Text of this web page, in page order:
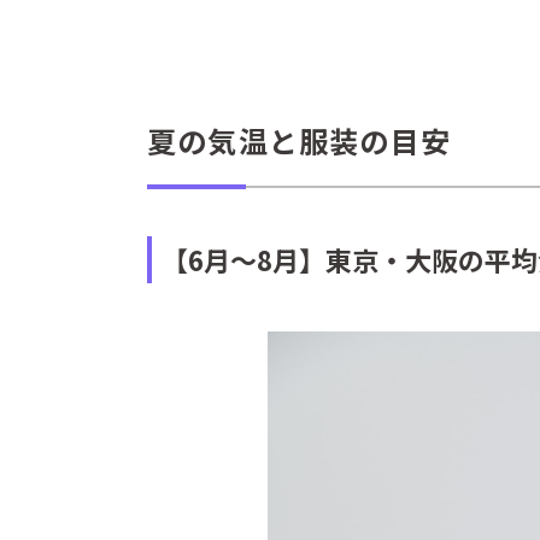
夏の気温と服装の目安
【6月～8月】東京・大阪の平